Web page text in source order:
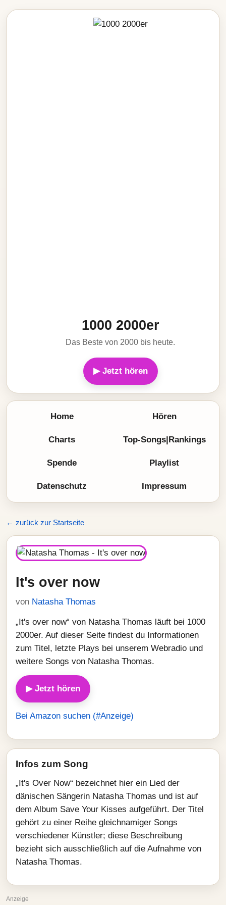
1000 2000er
Das Beste von 2000 bis heute.
▶ Jetzt hören
Home Hören
Charts Top-Songs|Rankings
Spende Playlist
Datenschutz Impressum
← zurück zur Startseite
It's over now
von Natasha Thomas
„It's over now“ von Natasha Thomas läuft bei 1000
2000er. Auf dieser Seite findest du Informationen
zum Titel, letzte Plays bei unserem Webradio und
weitere Songs von Natasha Thomas.
▶ Jetzt hören
Bei Amazon suchen (#Anzeige)
Infos zum Song
„It's Over Now“ bezeichnet hier ein Lied der
dänischen Sängerin Natasha Thomas und ist auf
dem Album Save Your Kisses aufgeführt. Der Titel
gehört zu einer Reihe gleichnamiger Songs
verschiedener Künstler; diese Beschreibung
bezieht sich ausschließlich auf die Aufnahme von
Natasha Thomas.
Anzeige